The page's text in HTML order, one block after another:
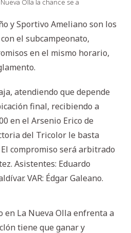
Olla la chance se a
y Sportivo Ameliano son los
el subcampeonato,
en el mismo horario,
atendiendo que depende
final, recibiendo a
en el Arsenio Erico de
del Tricolor le basta
compromiso será arbitrado
Asistentes: Eduardo
VAR: Édgar Galeano.
en La Nueva Olla enfrenta a
tiene que ganar y